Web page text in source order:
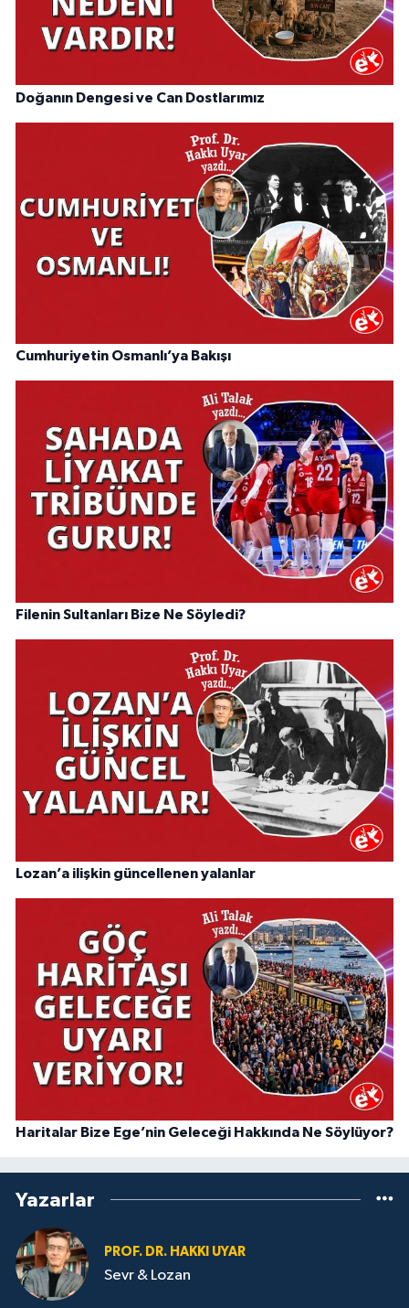
Doğanın Dengesi ve Can Dostlarımız
Cumhuriyetin Osmanlı’ya Bakışı
Filenin Sultanları Bize Ne Söyledi?
Lozan’a ilişkin güncellenen yalanlar
Haritalar Bize Ege’nin Geleceği Hakkında Ne Söylüyor?
Yazarlar
PROF. DR. HAKKI UYAR
Sevr & Lozan